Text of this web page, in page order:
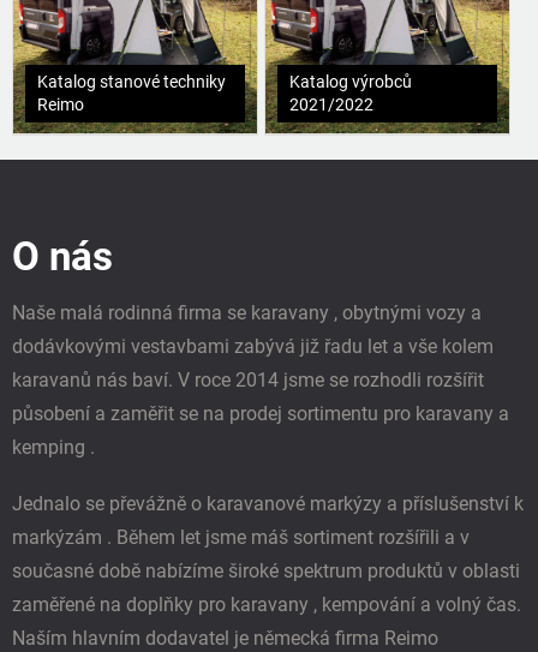
Katalog stanové techniky
Reimo
Katalog výrobců
2021/2022
O nás
Naše malá rodinná firma se karavany , obytnými vozy a
dodávkovými vestavbami zabývá již řadu let a vše kolem
karavanů nás baví. V roce 2014 jsme se rozhodli rozšířit
působení a zaměřit se na prodej sortimentu pro karavany a
kemping .
Jednalo se převážně o karavanové markýzy a příslušenství k
markýzám . Během let jsme máš sortiment rozšířili a v
současné době nabízíme široké spektrum produktů v oblasti
zaměřené na doplňky pro karavany , kempování a volný čas.
Naším hlavním dodavatel je německá firma Reimo